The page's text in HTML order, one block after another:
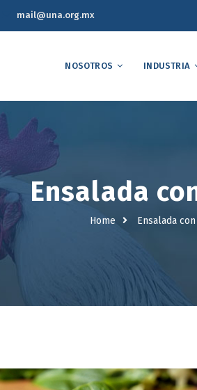
mail@una.org.mx
NOSOTROS INDUSTRIA
Ensalada
Home Ensalada